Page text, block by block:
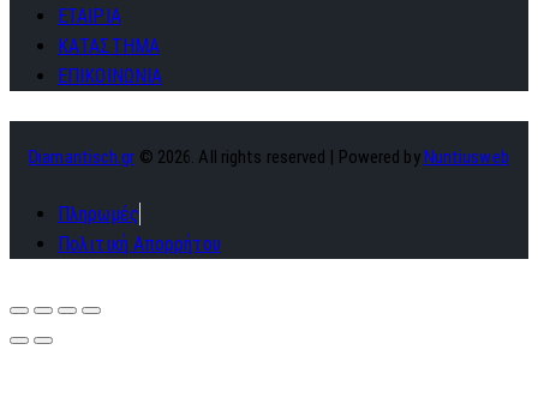
ΕΤΑΙΡΙΑ
ΚΑΤΑΣΤΗΜΑ
ΕΠΙΚΟΙΝΩΝΙΑ
Diamantisch.gr © 2026. All rights reserved | Powered by Nuntiusweb
Πληρωμές
Πολιτική Απορρήτου